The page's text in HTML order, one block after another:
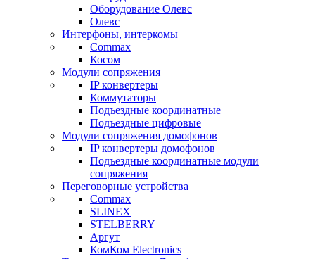
Оборудование Олевс
Олевс
Интерфоны, интеркомы
Commax
Косом
Модули сопряжения
IP конвертеры
Коммутаторы
Подъездные координатные
Подъездные цифровые
Модули сопряжения домофонов
IP конвертеры домофонов
Подъездные координатные модули
сопряжения
Переговорные устройства
Commax
SLINEX
STELBERRY
Аргут
КомКом Electronics